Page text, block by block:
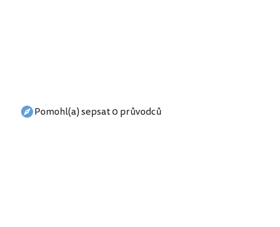
Pomohl(a) sepsat 0 průvodců